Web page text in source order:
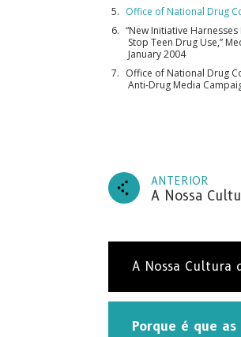
Office of National Drug
“New Initiative
Stop Teen Drug Use,”
January 2004
Office of National Drug
Anti-Drug Media
ANTERIOR
A Nossa
A Nossa Cultura
Porque é que as